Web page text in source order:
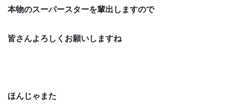
本物のスーパースターを輩出しますので
皆さんよろしくお願いしますね
ほんじゃまた